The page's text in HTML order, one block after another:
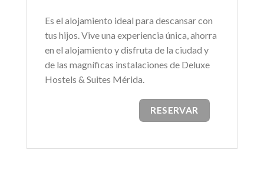
Es el alojamiento ideal para descansar con
tus hijos. Vive una experiencia única, ahorra
en el alojamiento y disfruta de la ciudad y
de las magníficas instalaciones de Deluxe
Hostels & Suites Mérida.
RESERVAR